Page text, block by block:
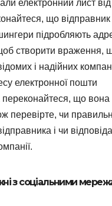
електронний лист від
що відправник
підробляють
створити враження,
і надійних
електронної пошти
переконайтеся, що вона
перевірте, чи
і чи
з соціальними